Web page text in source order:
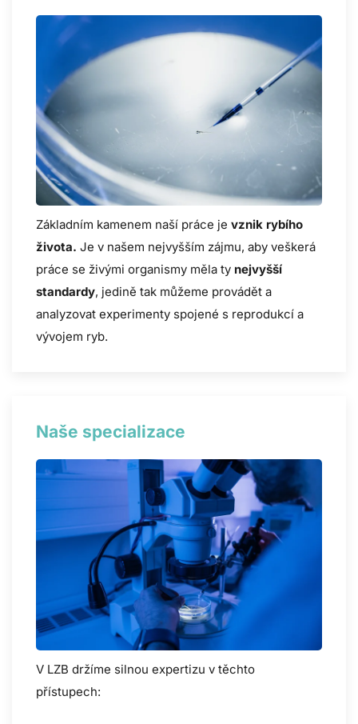
Základním kamenem naší práce je vznik rybího
života. Je v našem nejvyšším zájmu, aby veškerá
práce se živými organismy měla ty nejvyšší
standardy, jedině tak můžeme provádět a
analyzovat experimenty spojené s reprodukcí a
vývojem ryb.
Naše specializace
V LZB držíme silnou expertizu v těchto
přístupech: